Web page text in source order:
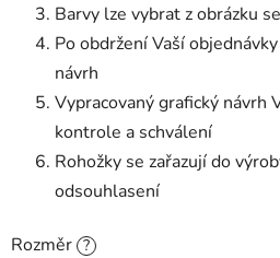
Barvy lze vybrat z obrázku
Po obdržení Vaší
návrh
Vypracovaný grafický návrh
kontrole a schválení
Rohožky se zařazují do
odsouhlasení
Rozměr ?